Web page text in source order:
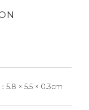
5.8 × 5.5 × 0.3cm